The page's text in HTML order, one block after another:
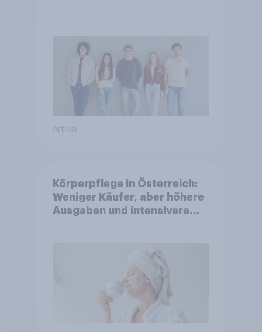
Artikel
Körperpflege in Österreich:
Weniger Käufer, aber höhere
Ausgaben und intensivere